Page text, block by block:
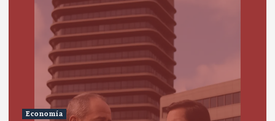
Economía